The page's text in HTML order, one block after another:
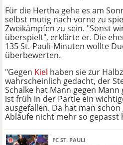
Für die Hertha gehe es am
selbst mutig nach vorne zu
Zweikämpfen zu sein. "Sonst
überspielt", erklärte er. Die
135 St.-Pauli-Minuten wollte
überbewerten.
"Gegen Kiel haben sie zur
wahrscheinlich gedacht, der
Schalke hat Mann gegen
ist früh in der Partie ein
ausgefallen. Da hat man schon
Abläufe nicht mehr so gepasst
FC ST. PAULI